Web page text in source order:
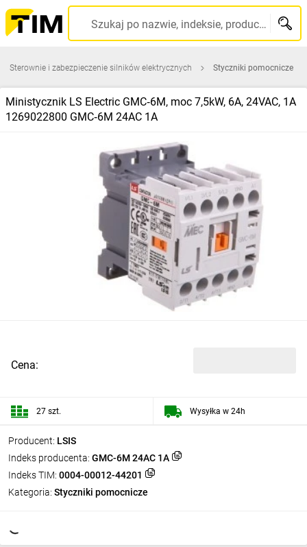
Szukaj po nazwie, indeksie, producencie, kodzie kreskowym...
Sterownie i zabezpieczenie silników elektrycznych Styczniki pomocnicze
Ministycznik LS Electric GMC‑6M, moc 7,5kW, 6A, 24VAC, 1A
1269022800 GMC‑6M 24AC 1A
Producent: LSIS
Indeks producenta: GMC-6M 24AC 1A
Indeks TIM: 0004-00012-44201
Kategoria: Styczniki pomocnicze
Cena:
27 szt. Wysyłka w 24h